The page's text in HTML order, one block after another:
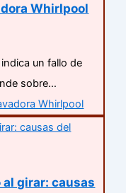
Whirlpool
un fallo de
sobre…
Whirlpool
girar: causas